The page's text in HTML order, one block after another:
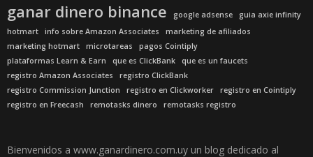
ganar dinero binance google adsense
guia axie infinity
hotmart
info sobre Amazon Associates
marketing de afiliados
marketing hotmart
microtareas
pagos Cointiply
plataformas Learn & Earn
que es ClickBank
que es un faucets
registro Amazon Associates
registro ClickBank
registro Commission Junction
registro en Clickworker
registro en Cointiply
registro en Freecash
remotasks dinero remotasks registro
Bienvenidos a www.ganardinero.com.uy un blog dedicado al